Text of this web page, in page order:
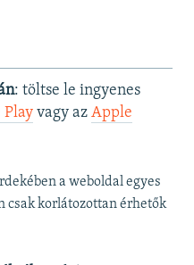
: töltse le ingyenes
Playvagy az Apple
a weboldal egyes
csak korlátozottan érhetők